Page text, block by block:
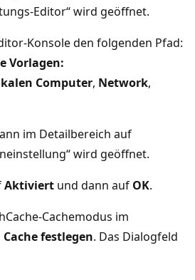
Editor“ wird geöffnet.
Konsole den folgenden Pfad:
Vorlagen:
Computer, Network,
im Detailbereich auf
wird geöffnet.
Aktiviert und dann auf OK.
Cachemodus im
festlegen. Das Dialogfeld